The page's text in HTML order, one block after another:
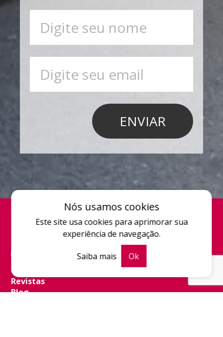
Quem somos
Revistas
Blog
Nós usamos cookies
Este site usa cookies para aprimorar sua
experiência de navegação.
Saiba mais Ok